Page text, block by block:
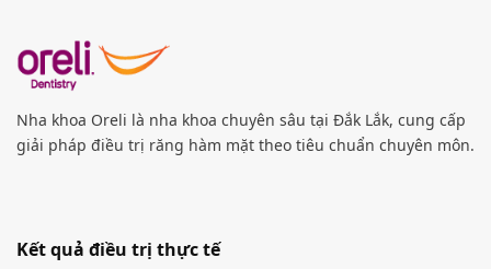
Nha khoa Oreli là nha khoa chuyên sâu tại Đắk Lắk, cung cấp
giải pháp điều trị răng hàm mặt theo tiêu chuẩn chuyên môn.
Kết quả điều trị thực tế